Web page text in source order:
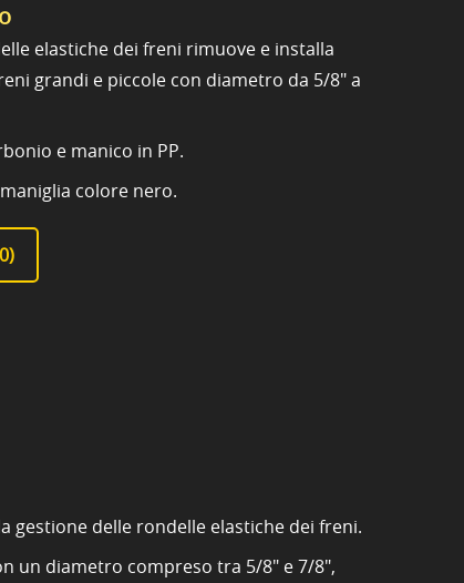
elastiche dei freni rimuove e installa
grandi e piccole con diametro da 5/8" a
e manico in PP.
colore nero.
0)
gestione delle rondelle elastiche dei freni.
un diametro compreso tra 5/8" e 7/8",